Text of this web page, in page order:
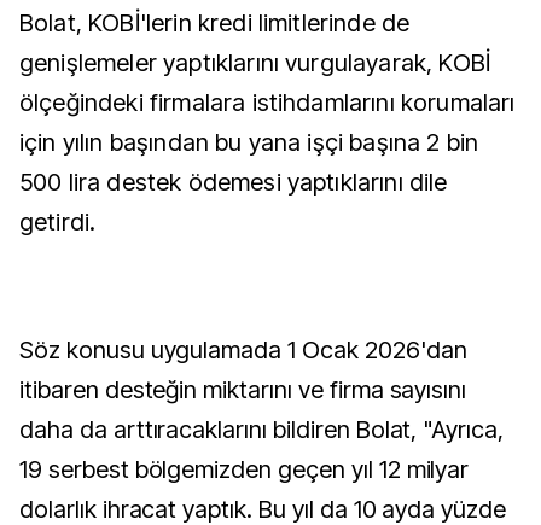
Bolat, KOBİ'lerin kredi limitlerinde de
genişlemeler yaptıklarını vurgulayarak, KOBİ
ölçeğindeki firmalara istihdamlarını korumaları
için yılın başından bu yana işçi başına 2 bin
500 lira destek ödemesi yaptıklarını dile
getirdi.
Söz konusu uygulamada 1 Ocak 2026'dan
itibaren desteğin miktarını ve firma sayısını
daha da arttıracaklarını bildiren Bolat, "Ayrıca,
19 serbest bölgemizden geçen yıl 12 milyar
dolarlık ihracat yaptık. Bu yıl da 10 ayda yüzde